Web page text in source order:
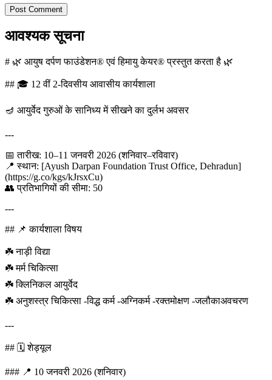
आवश्यक सूचना
# 🌿 आयुष दर्पण फाउंडेशन® एवं हिमायु केयर® प्रस्तुत करता है 🌿
## 🎓 12 वीं 2-दिवसीय आवासीय कार्यशाला
🪔 आयुर्वेद गुरुओं के सानिध्य में सीखने का दुर्लभ अवसर
---
📅 तारीख: 10–11 जनवरी 2026 (शनिवार–रविवार)
📍 स्थान: [Ayush Darpan Foundation Trust Office, Dehradun]
(https://g.co/kgs/kJrsxCu)
👥 प्रतिभागियों की सीमा: 50
---
## 📌 कार्यशाला विषय
☘️ नाड़ी विद्या
☘️ मर्म चिकित्सा
☘️ क्लिनिकल आयुर्वेद
☘️ अनुशस्त्र चिकित्सा -विद्ध कर्म -अग्निकर्म -रक्तमोक्षण -जलौकाअवचरण
---
## 🗓️ शेड्यूल
### 📍 10 जनवरी 2026 (शनिवार)